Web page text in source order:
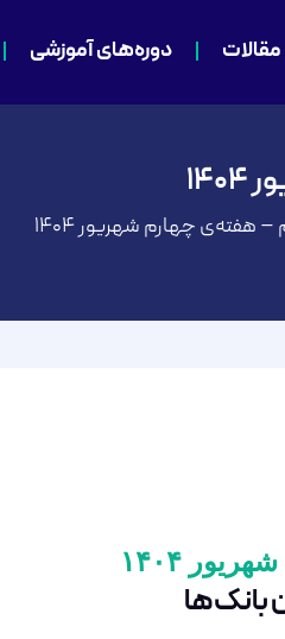
مقالات دوره‌های آموزشی
هفته‌ی چهارم شهریور ۱۴۰۴
بانک‌ها